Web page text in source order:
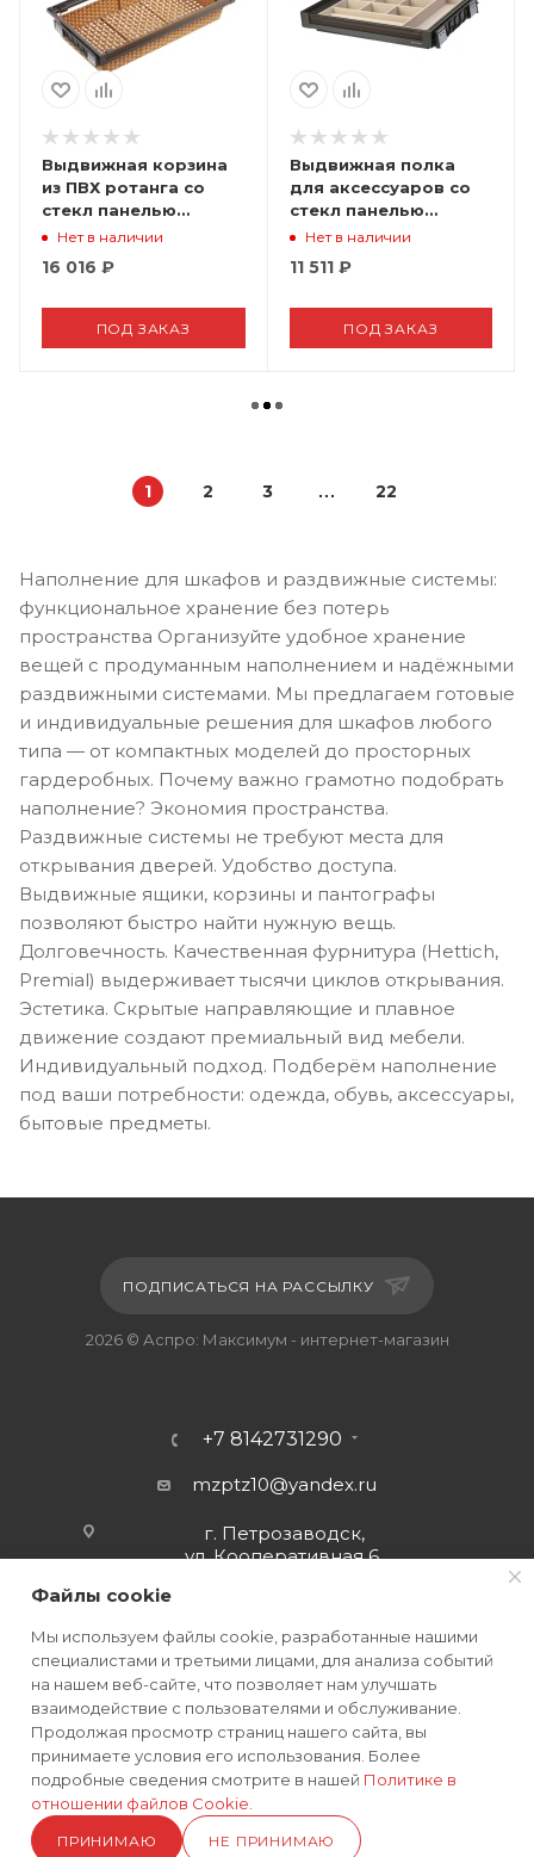
Выдвижная корзина
из ПВХ ротанга со
стекл панелью
Unihopper в базу
clip-on NAKA
Нет в наличии
16 016 ₽
ПОД ЗАКАЗ
Выдвижная полка
для аксессуаров со
стекл панелью
Unihopper в базу
clip-on NAKA
Нет в наличии
11 511₽
ПОД ЗАКАЗ
1 2 3 22
Наполнение для шкафов и раздвижные системы:
функциональное хранение без потерь
пространства Организуйте удобное хранение
вещей с продуманным наполнением и надёжными
раздвижными системами. Мы предлагаем готовые
и индивидуальные решения для шкафов любого
типа — от компактных моделей до просторных
гардеробных. Почему важно грамотно подобрать
наполнение? Экономия пространства.
Раздвижные системы не требуют места для
открывания дверей. Удобство доступа.
Выдвижные ящики, корзины и пантографы
позволяют быстро найти нужную вещь.
Долговечность. Качественная фурнитура (Hettich,
Premial) выдерживает тысячи циклов открывания.
Эстетика. Скрытые направляющие и плавное
движение создают премиальный вид мебели.
Индивидуальный подход. Подберём наполнение
под ваши потребности: одежда, обувь, аксессуары,
бытовые предметы.
ПОДПИСАТЬСЯ НА РАССЫЛКУ
2026 © Аспро: Максимум - интернет-магазин
+7 8142731290
mzptz10@yandex.ru
г. Петрозаводск,
ул. Кооперативная 6
ПОЛИТИКА КОНФИДЕНЦИАЛЬНОСТИ
Файлы cookie
Мы используем файлы cookie, разработанные нашими
специалистами и третьими лицами, для анализа событий
на нашем веб-сайте, что позволяет нам улучшать
взаимодействие с пользователями и обслуживание.
Продолжая просмотр страниц нашего сайта, вы
принимаете условия его использования. Более
подробные сведения смотрите в нашей Политике в
отношении файлов Cookie
ПРИНИМАЮ НЕ ПРИНИМАЮ